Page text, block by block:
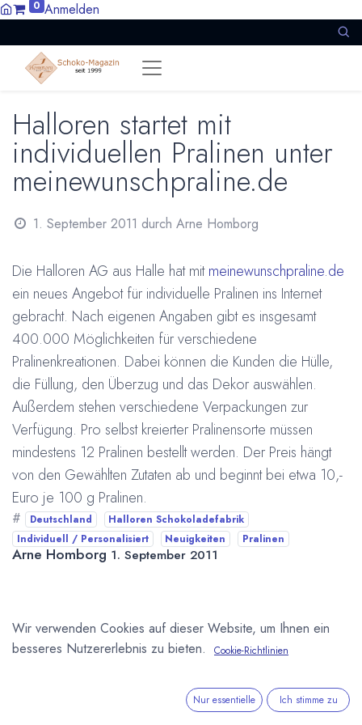
0 Anmelden
Halloren startet mit
individuellen Pralinen unter
meinewunschpraline.de
1. September 2011 durch Arne Homborg
Die Halloren AG aus Halle hat mitmeinewunschpraline.de
ein neues Angebot für individuelle Pralinen ins Internet
gebracht. Nach eigenen Angaben gibt es insgesamt
400.000 Möglichkeiten für verschiedene
Pralinenkreationen. Dabei können die Kunden die Hülle,
die Füllung, den Überzug und das Dekor auswählen.
Außerdem stehen verschiedene Verpackungen zur
Verfügung. Pro selbst kreierter Pralinensorte müssen
mindestens 12 Pralinen bestellt werden. Der Preis hängt
von den Gewählten Zutaten ab und beginnt bei etwa 10,-
Euro je 100 g Pralinen.
# Deutschland
Halloren Schokoladefabrik
Individuell / Personalisiert
Neuigkeiten Pralinen
Arne Homborg 1. September 2011
Wir verwenden Cookies auf dieser Website, um Ihnen ein
besseres Nutzererlebnis zu bieten.
Cookie-Richtlinien
Nur essentielle Ich stimme zu